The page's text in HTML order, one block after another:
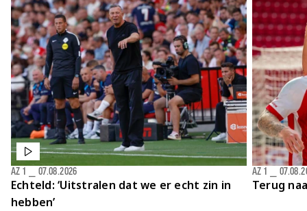
Echteld: ‘Uitstralen dat we er echt zin in
hebben’
AZ 1 07.08.2026
Terug
AZ 1